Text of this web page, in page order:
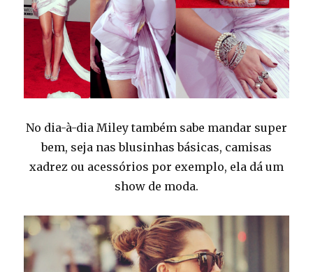
No dia-à-dia Miley também sabe mandar super
bem, seja nas blusinhas básicas, camisas
xadrez ou acessórios por exemplo, ela dá um
show de moda.